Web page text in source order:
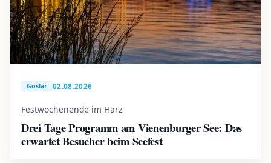
Goslar 02.08.2026
Festwochenende im Harz
Drei Tage Programm am Vienenburger See: Das
erwartet Besucher beim Seefest